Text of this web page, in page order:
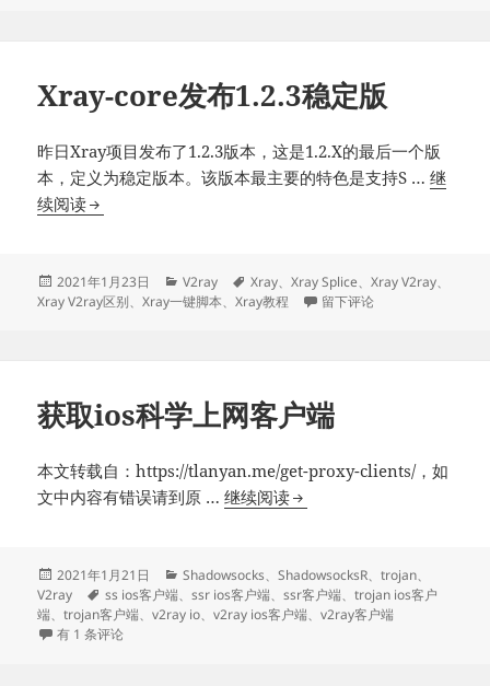
Xray-core发布1.2.3稳定版
昨日Xray项目发布了1.2.3版本，这是1.2.X的最后一个版
本，定义为稳定版本。该版本最主要的特色是支持S …继
续阅读Xray-
布
1.2.3
发
布
2021年1月23日
分
类
V2ray
标
签
Xray、Xray Splice、Xray V2ray、
Xray V2ray区别、Xray一键脚本、Xray教程 于Xray-core发布1.2.3稳定版
留下评论
获取ios科学上网客户端
本文转载自：https://tlanyan.me/get-proxy-clients/，如
文中内容有错误请到原 …继续阅读获
科
学
上
发
布
于
2021年1月21日
分
类
Shadowsocks、ShadowsocksR、trojan、
V2ray
标
签
ss ios客户端、ssr ios客户端、ssr客户端、trojan ios客户
端、trojan客户端、v2ray io、v2ray ios客户端、v2ray客户端
获取ios科学上网客户端
有 1 条评论